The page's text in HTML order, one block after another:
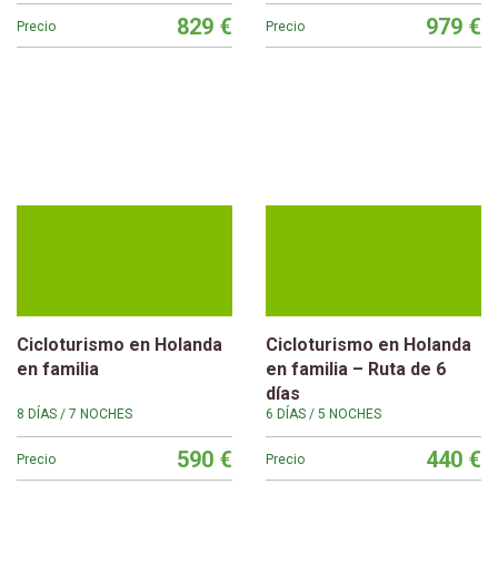
Precio 829 € Precio 979 €
Cicloturismo en Holanda
en familia
8 DÍAS / 7 NOCHES
Precio 590 €
Cicloturismo en Holanda
en familia – Ruta de 6
días
6 DÍAS / 5 NOCHES
Precio 440 €